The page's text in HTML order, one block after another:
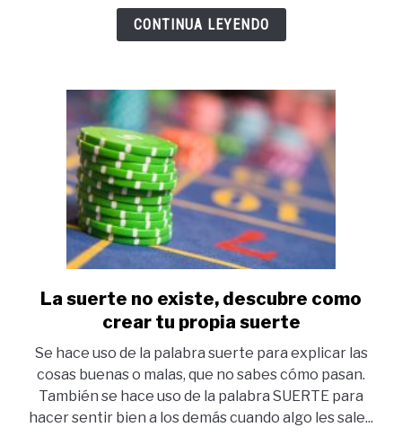
éxito
y
otras
no?
CONTINUA LEYENDO
link
to
suerte
no
existe,
descubre
La suerte no existe, descubre como
crear tu propia suerte
Se hace uso de la palabra suerte para explicar las
cosas buenas o malas, que no sabes cómo pasan.
También se hace uso de la palabra SUERTE para
hacer sentir bien a los demás cuando algo les sale...